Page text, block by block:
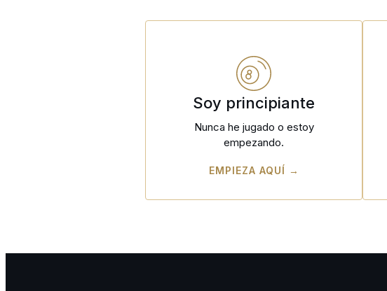
Soy principiante
Nunca he jugado o estoy
empezando.
EMPIEZA AQUÍ →